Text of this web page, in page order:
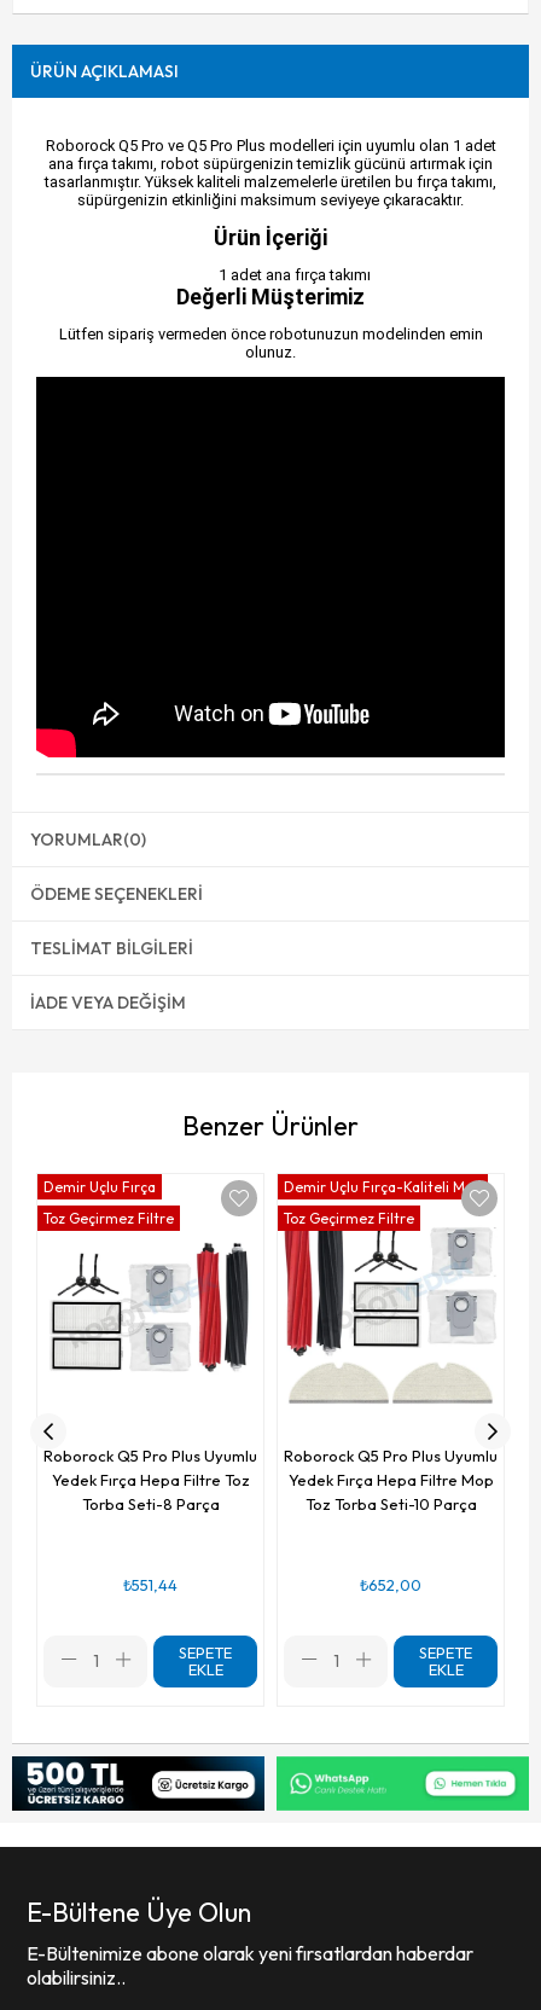
ÜRÜN AÇIKLAMASI
Roborock Q5 Pro ve Q5 Pro Plus modelleri için uyumlu olan 1 adet
ana fırça takımı, robot süpürgenizin temizlik gücünü artırmak için
tasarlanmıştır. Yüksek kaliteli malzemelerle üretilen bu fırça takımı,
süpürgenizin etkinliğini maksimum seviyeye çıkaracaktır.
Ürün İçeriği
1 adet ana fırça takımı
Değerli Müşterimiz
Lütfen sipariş vermeden önce robotunuzun modelinden emin
olunuz.
YORUMLAR(0)
ÖDEME SEÇENEKLERI
TESLIMAT BILGILERI
İADE VEYA DEĞIŞIM
Benzer Ürünler
Roborock Q5 Pro Plus Uyumlu
Yedek Fırça Hepa Filtre Toz
Torba Seti-8 Parça
₺551,44
SEPETE
EKLE
Demir Uçlu Fırça
Toz Geçirmez Filtre
Roborock Q5 Pro Plus Uyumlu
Yedek Fırça Hepa Filtre Mop
Toz Torba Seti-10 Parça
₺652,00
SEPETE
EKLE
Demir Uçlu Fırça-Kaliteli Mop
Toz Geçirmez Filtre
E-Bültene Üye Olun
E-Bültenimize abone olarak yeni fırsatlardan haberdar
olabilirsiniz..